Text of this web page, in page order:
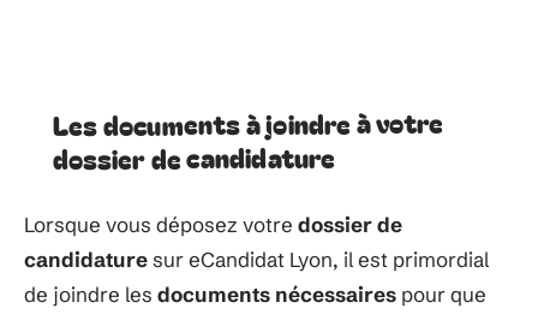
Les documents à joindre à votre
dossier de candidature
Lorsque vous déposez votre dossier de
candidaturesur eCandidat Lyon, il est primordial
de joindre les documents nécessaires pour que